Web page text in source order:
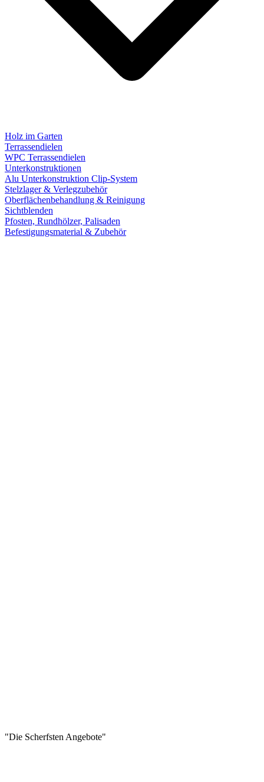
Holz im Garten
Terrassendielen
WPC Terrassendielen
Unterkonstruktionen
Alu Unterkonstruktion Clip-System
Stelzlager & Verlegzubehör
Oberflächenbehandlung & Reinigung
Sichtblenden
Pfosten, Rundhölzer, Palisaden
Befestigungsmaterial & Zubehör
"Die Scherfsten Angebote"